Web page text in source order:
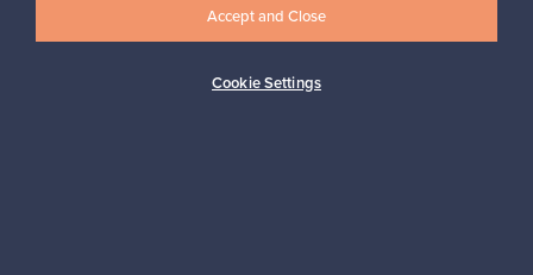
Haluatko inspiroitua designista?
Tilaa uutiskirjeemme ja pysyt ajan tasalla!
Cookie Settings
Accept and Close